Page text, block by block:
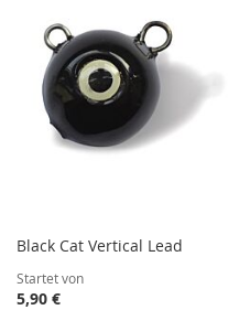
Black Cat Vertical Lead
Startet von
5,90 €